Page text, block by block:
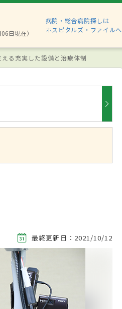
日現在）
病院・総合病院探しは
ホスピタルズ・ファイルへ
る充実した設備と治療体制
最終更新日：2021/10/12